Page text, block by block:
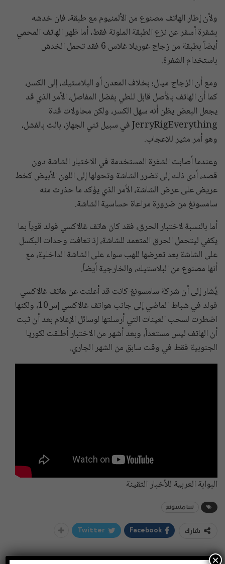
ولأن إطار الهاتف مصنوع من الألمنيوم مع طبقة، فإن خدشه
بشفرة أسفر عن نزع الطبقة الملونة فقط، أما ظهر الهاتف المحمي
أيضاً بطبقة من زجاج غوريلا غلاس 6 فقد تحمل الخدش
باستخدام الشفرة.
ومع أن الزجاج ميال؛ بخلاف المعدن أو البلاستيك، إلى الكسر،
كما أن الهاتف بالأصل قابل للطي بفضل المفاصل، الأمر الذي قد
يجعل البعض يظن أنه سهل الكسر، ولكن محاولات قناة
JerryRigEverything في سبيل ثني الجهاز، بائت بالفشل،
وهو أمر مثير للإعجاب.
وعندما أصابت الشفرة المستخدمة في الاختبار الشاشة دون
قصد، أدى ذلك إلى تضرر الشاشة وتحولها إلى اللون الأبيض كخط
عريض على عرض الشاشة، الأمر الذي يؤكد ما حذرت منه
سامسونغ من ضرورة مراعاة حساسية الشاشة.
أما بالنسبة لاختبار الحرق، فقد كان هاتف غالاكسي فولد قوياً بما
يكفي ليتحمل الحرق المتعمد للشاشة، إذ تعافت وحدات البكسل
على الشاشة بعد تعرضها للهب سواء على الشاشة الداخلية، مع
أنها مصنوع من البلاستيك، والخارجية أيضاً.
يُشار إلى أن شركة سامسونغ كانت قد أعلنت عن هاتف غالاكسي
فولد في شباط الماضي إلى جانب هواتف غالاكسي إس10، ولكنها
اضطرت لسحب العينات التي أرسلتها لوسائل الإعلام بعد أن ثبت
أن الهاتف ليس مستعداً، وبعد أشهر من الاختبار أطلقت لكوريا
الجنوبية فقط في وقت سابق من الشهر الجاري.
البوابة العربية للأخبار التقينة
سامسونغ
شارك Facebook
Twitter
×